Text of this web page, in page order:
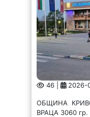
46 | 2026-
ОБЩИНА
ВРАЦА 3060 гр.